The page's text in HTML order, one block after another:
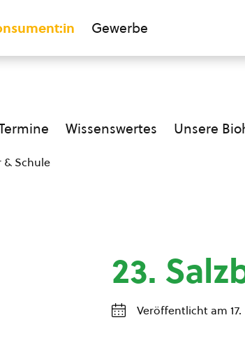
Gewerbe
Wissenswertes Unsere
& Schule
23.
Veröffentlicht am 17.